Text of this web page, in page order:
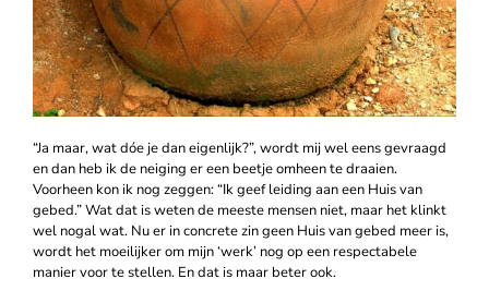
“Ja maar, wat dóe je dan eigenlijk?”, wordt mij wel eens gevraagd
en dan heb ik de neiging er een beetje omheen te draaien.
Voorheen kon ik nog zeggen: “Ik geef leiding aan een Huis van
gebed.” Wat dat is weten de meeste mensen niet, maar het klinkt
wel nogal wat. Nu er in concrete zin geen Huis van gebed meer is,
wordt het moeilijker om mijn ‘werk’ nog op een respectabele
manier voor te stellen. En dat is maar beter ook.